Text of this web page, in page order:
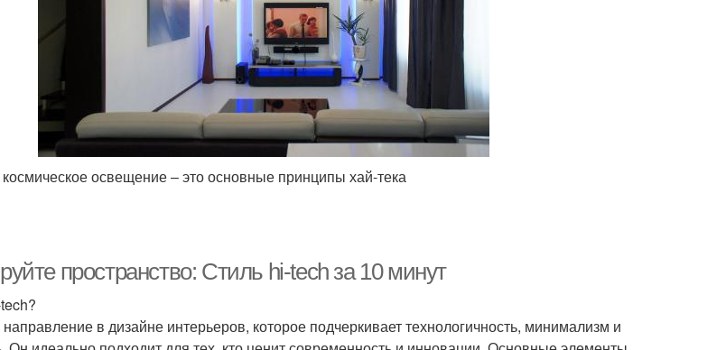
освещение – это основные принципы хай-тека
пространство: Стиль hi-tech за 10 минут
в дизайне интерьеров, которое подчеркивает технологичность, минимализм и